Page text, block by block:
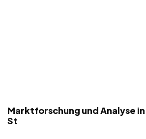
Marktforschung und Analyse
St